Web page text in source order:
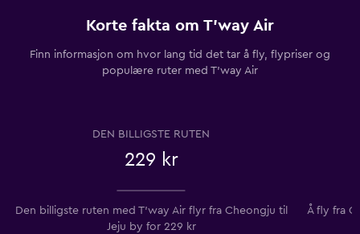
Korte fakta om T'way Air
Finn informasjon om hvor lang tid det tar å fly, flypriser og
populære ruter med T'way Air
DEN BILLIGSTE RUTEN
229 kr
Den billigste ruten med T'way Air flyr fra Cheongju til
Jeju by for 229 kr
Å fly fra